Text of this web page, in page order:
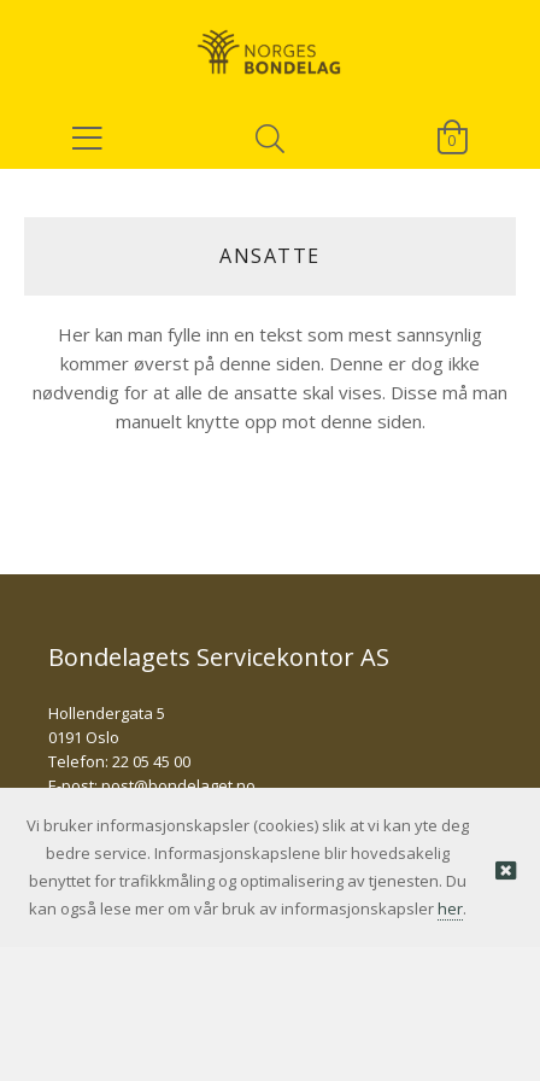
0
ANSATTE
Her kan man fylle inn en tekst som mest sannsynlig
kommer øverst på denne siden. Denne er dog ikke
nødvendig for at alle de ansatte skal vises. Disse må man
manuelt knytte opp mot denne siden.
Bondelagets Servicekontor AS
Hollendergata 5
0191 Oslo
Telefon: 22 05 45 00
E-post:post@bondelaget.no
© Bondelagets Servicekontor AS |Nettbutikk levert av
Kréatif
Vi bruker informasjonskapsler (cookies) slik at vi kan yte deg
bedre service. Informasjonskapslene blir hovedsakelig
benyttet for trafikkmåling og optimalisering av tjenesten. Du
kan også lese mer om vår bruk av informasjonskapslerher.